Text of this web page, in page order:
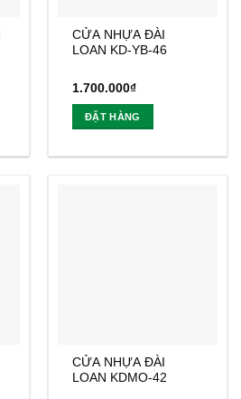
CỬA NHỰA ĐÀI
LOAN KD-YB-46
1.700.000₫
ĐẶT HÀNG
CỬA NHỰA ĐÀI
LOAN KDMO-42